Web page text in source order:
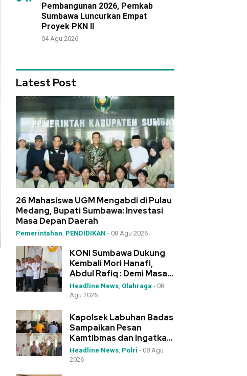
Pembangunan 2026, Pemkab
Sumbawa Luncurkan Empat
Proyek PKN II
04 Agu 2026
Latest Post
26 Mahasiswa UGM Mengabdi di Pulau
Medang, Bupati Sumbawa: Investasi
Masa Depan Daerah
Pemerintahan, PENDIDIKAN - 08 Agu 2026
KONI Sumbawa Dukung
Kembali Mori Hanafi,
Abdul Rafiq : Demi Masa
Depan Olahraga NTB
Headline News, Olahraga - 08
Agu 2026
Kapolsek Labuhan Badas
Sampaikan Pesan
Kamtibmas dan Ingatkan
Narkoba “Senjata
Pemusnah Generasi”
Headline News, Polri - 08 Agu
2026